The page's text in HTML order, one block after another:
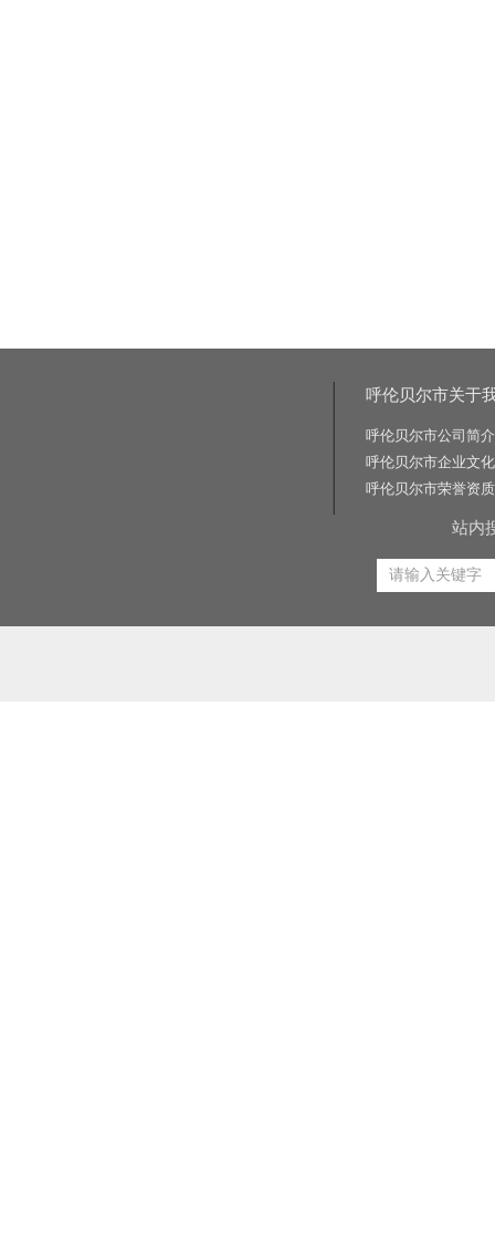
呼伦贝尔市关于
呼伦贝尔市公司简介
呼伦贝尔市企业文化
呼伦贝尔市荣誉资质
站内